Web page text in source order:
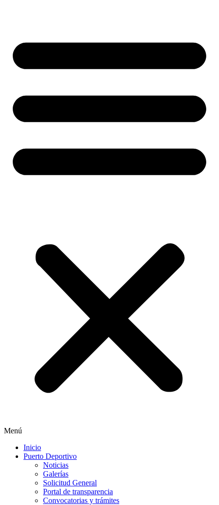
Menú
Inicio
Puerto Deportivo
Noticias
Galerías
Solicitud General
Portal de transparencia
Convocatorias y trámites